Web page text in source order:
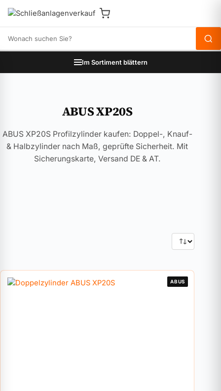
Im Sortiment blättern
ABUS XP20S
ABUS XP20S Profilzylinder kaufen: Doppel-, Knauf-
& Halbzylinder nach Maß, geprüfte Sicherheit. Mit
Sicherungskarte, Versand DE & AT.
ABUS